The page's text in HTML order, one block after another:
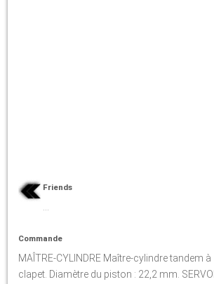
Friends
Commande
MAÎTRE-CYLINDRE Maître-cylindre tandem à
clapet. Diamètre du piston : 22,2 mm.